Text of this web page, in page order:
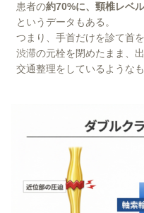
患者の約70%に、頸椎レベ
というデータもある。
つまり、手首だけを診て首
渋滞の元栓を閉めたまま、
交通整理をしているようなも